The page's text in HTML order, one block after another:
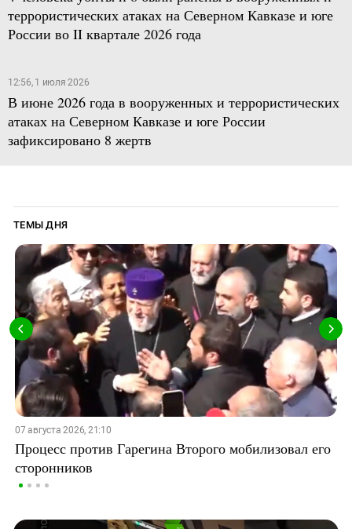
террористических атаках на Северном Кавказе и юге
России во II квартале 2026 года
12:56, 1 июля 2026
В июне 2026 года в вооруженных и террористических
атаках на Северном Кавказе и юге России
зафиксировано 8 жертв
ТЕМЫ ДНЯ
07 августа 2026, 21:10
Процесс против Гарегина Второго мобилизовал его
сторонников